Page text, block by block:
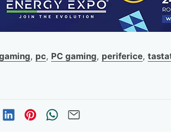
, pc, PC gaming, periferice,
pe Facebook
Distribuie pe Twitter
Distribuie pe LinkedIn
Distribuie pe Pinterest
Trimite prin